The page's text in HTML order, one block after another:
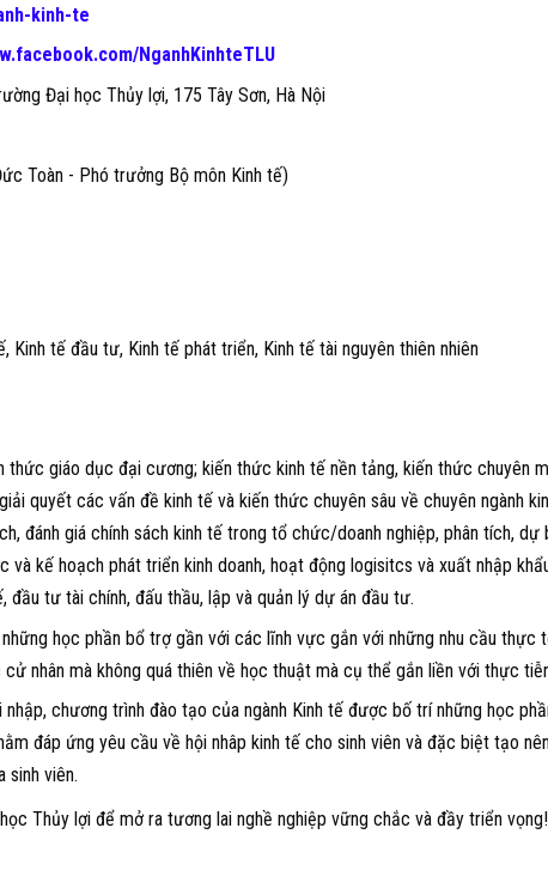
kinh-te
NganhKinhteTLU
Đại học Thủy lợi, 175 Tây Sơn, Hà Nội
Toàn - Phó trưởng Bộ môn Kinh tế)
Kinh tế đầu tư, Kinh tế phát triển, Kinh tế tài nguyên thiên nhiên
giáo dục đại cương; kiến thức kinh tế nền tảng, kiến thức chuyên
quyết các vấn đề kinh tế và kiến thức chuyên sâu về chuyên ngành
đánh giá chính sách kinh tế trong tổ chức/doanh nghiệp, phân tích, dự
và kế hoạch phát triển kinh doanh, hoạt động logisitcs và xuất nhập
đầu tư tài chính, đấu thầu, lập và quản lý dự án đầu tư.
học phần bổ trợ gần với các lĩnh vực gắn với những nhu cầu thực
nhân mà không quá thiên về học thuật mà cụ thể gắn liền với thực
chương trình đào tạo của ngành Kinh tế được bố trí những học
đáp ứng yêu cầu về hội nhâp kinh tế cho sinh viên và đặc biệt tạo
sinh viên.
Thủy lợi để mở ra tương lai nghề nghiệp vững chắc và đầy triển vọng!